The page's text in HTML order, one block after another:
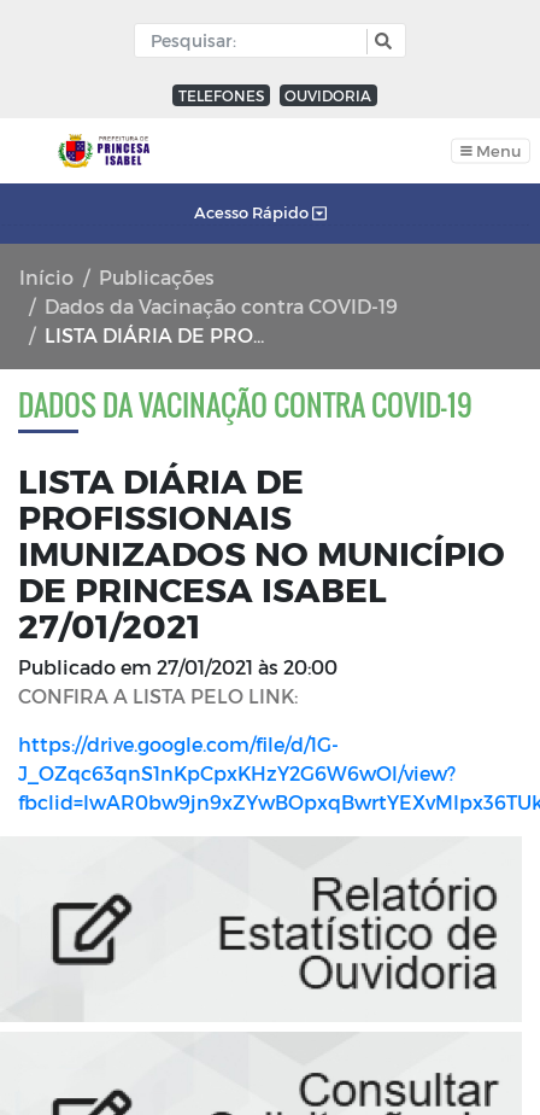
TELEFONES OUVIDORIA
Menu
Acesso Rápido
Início
Publicações
Dados da Vacinação contra COVID-19
LISTA DIÁRIA DE PROFISSIONAIS IMUNIZADOS NO MUNICÍPIO DE PRINCESA ISABEL 27/01/2021
DADOS DA VACINAÇÃO CONTRA COVID-19
LISTA DIÁRIA DE
PROFISSIONAIS
IMUNIZADOS NO MUNICÍPIO
DE PRINCESA ISABEL
27/01/2021
Publicado em 27/01/2021 às 20:00
CONFIRA A LISTA PELO LINK:
https://drive.google.com/file/d/1G-
J_OZqc63qnS1nKpCpxKHzY2G6W6wOl/view?